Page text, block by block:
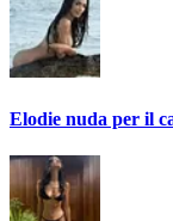
Elodie nuda per il